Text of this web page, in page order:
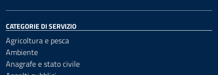
CATEGORIE DI SERVIZIO
Agricoltura e pesca
Ambiente
Anagrafe e stato civile